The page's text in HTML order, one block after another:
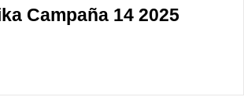
Campaña 14 2025